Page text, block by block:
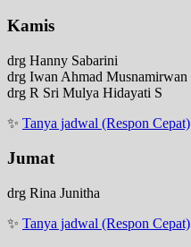
Kamis
drg Hanny Sabarini
drg Iwan Ahmad Musnamirwan
drg R Sri Mulya Hidayati S
✨ Tanya jadwal (Respon Cepat)
Jumat
drg Rina Junitha
✨ Tanya jadwal (Respon Cepat)